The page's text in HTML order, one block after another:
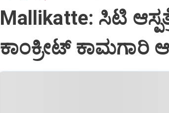
Mallikatte: ಸಿಟಿ
ಕಾಂಕ್ರೀಟ್‌ ಕಾಮಗಾರಿ